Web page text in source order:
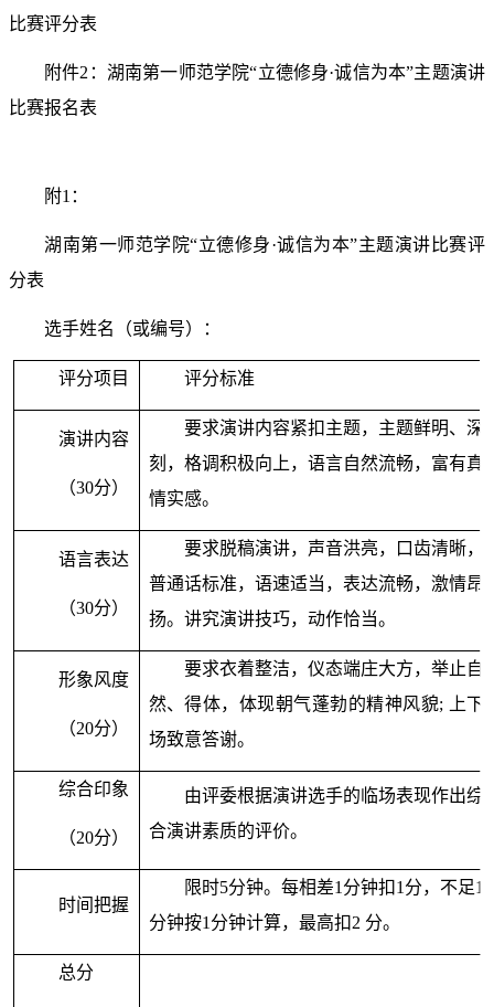
比赛评分表
附件2 ：湖南第一师范学院“立德修身·诚信为本”主题演讲
比赛报名表
附1 ：
湖南第一师范学院“立德修身·诚信为本”主题演讲比赛评
分表
选手姓名（或编号）：
评分项目 评分标准
演讲内容
（30分）
要求演讲内容紧扣主题，主题鲜明、深
刻，格调积极向上，语言自然流畅，富有真
情实感。
语言表达
（30分）
要求脱稿演讲，声音洪亮，口齿清晰，
普通话标准，语速适当，表达流畅，激情昂
扬。讲究演讲技巧，动作恰当。
形象风度
（20分）
要求衣着整洁，仪态端庄大方，举止自
然、得体，体现朝气蓬勃的精神风貌;
上下
场致意答谢。
综合印象
（20分）
由评委根据演讲选手的临场表现作出综
合演讲素质的评价。
时间把握
限时5分钟。每相差1 分钟扣 1 分，不足1
分钟按1 分钟计算，最高扣 2 分。
总分